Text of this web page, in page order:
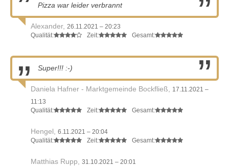
Pizza war leider verbrannt
Alexander, 26.11.2021 – 20:23
Qualität:
Zeit: Gesamt:
Super!!! :-)
Daniela Hafner - Marktgemeinde Bockfließ,
17.11.2021 –
11:13
Qualität:
Zeit: Gesamt:
Hengel, 6.11.2021 – 20:04
Qualität:
Zeit: Gesamt:
Matthias Rupp, 31.10.2021 – 20:01